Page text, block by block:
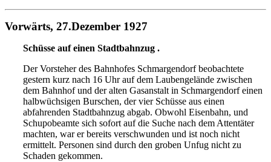
Vorwärts, 27.Dezember 1927
Schüsse auf einen Stadtbahnzug .
Der Vorsteher des Bahnhofes Schmargendorf beobachtete
gestern kurz nach 16 Uhr auf dem Laubengelände zwischen
dem Bahnhof und der alten Gasanstalt in Schmargendorf einen
halbwüchsigen Burschen, der vier Schüsse aus einen
abfahrenden Stadtbahnzug abgab. Obwohl Eisenbahn, und
Schupobeamte sich sofort auf die Suche nach dem Attentäter
machten, war er bereits verschwunden und ist noch nicht
ermittelt. Personen sind durch den groben Unfug nicht zu
Schaden gekommen.